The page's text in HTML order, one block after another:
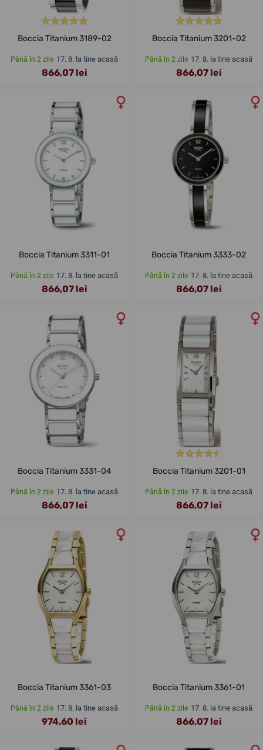
Boccia Titanium 3189-02
Până în 2 zile 17. 8. la tine acasă
866,07 lei
Boccia Titanium 3201-02
Până în 2 zile 17. 8. la tine acasă
866,07 lei
Boccia Titanium 3311-01
Până în 2 zile 17. 8. la tine acasă
866,07 lei
Boccia Titanium 3333-02
Până în 2 zile 17. 8. la tine acasă
866,07 lei
Boccia Titanium 3331-04
Până în 2 zile 17. 8. la tine acasă
866,07 lei
Boccia Titanium 3201-01
Până în 2 zile 17. 8. la tine acasă
866,07 lei
Boccia Titanium 3361-03
Până în 2 zile 17. 8. la tine acasă
974,60 lei
Boccia Titanium 3361-01
Până în 2 zile 17. 8. la tine acasă
866,07 lei